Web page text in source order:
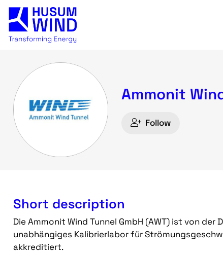
Ammonit
Follow
Short description
Die Ammonit Wind Tunnel GmbH (AWT) ist von
unabhängiges Kalibrierlabor für
akkreditiert.